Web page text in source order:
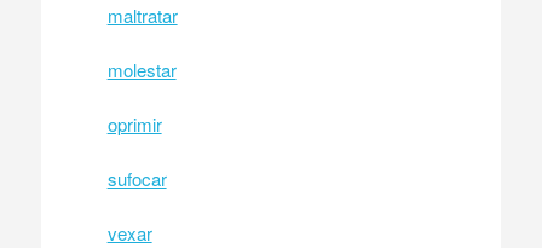
maltratar
molestar
oprimir
sufocar
vexar